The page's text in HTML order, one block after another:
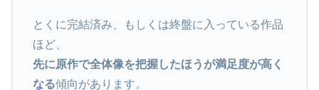
とくに完結済み、もしくは終盤に入っている作品
ほど、
先に原作で全体像を把握したほうが満足度が高く
なる傾向があります。